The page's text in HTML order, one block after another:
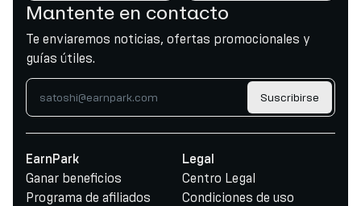
Mantente en contacto
Te enviaremos noticias, ofertas promocionales y
guías útiles.
Suscribirse
EarnPark
Ganar beneficios
Programa de afiliados
Legal
Centro Legal
Condiciones de uso